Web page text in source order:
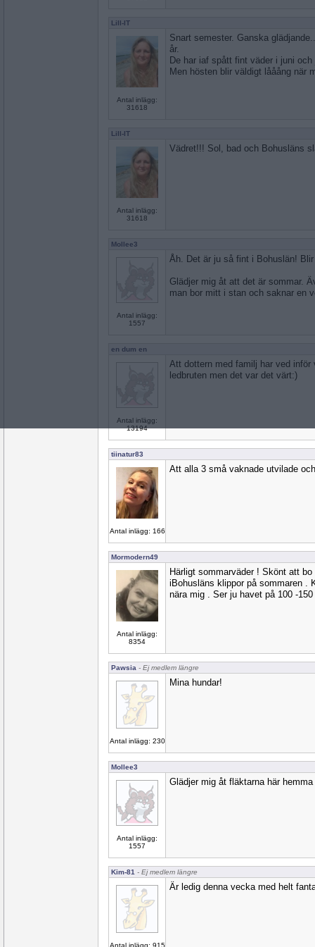
Lill-IT
Antal inlägg:
31618
Snart semester. Ganska
år.
De har iaf spått fint väder i juni och
Men hösten blir väldigt lååång när
Lill-IT
Antal inlägg:
31618
Vädret!!! Sol, bad och Bohusläns
Mollee3
Antal inlägg:
1557
Åh. Det är ju så fint i Bohuslän!
Glädjer mig åt att det är sommar.
man bor mitt i stan och saknar en
en dum en
Antal inlägg:
13194
Att dottern med familj har ved inför
ledbruten men det var det värt:)
tiinatur83
Antal inlägg: 166
Att alla 3 små vaknade utvilade
Mormodern49
Antal inlägg:
8354
Härligt sommarväder ! Skönt att
iBohusläns klippor på sommaren .
nära mig . Ser ju havet på 100 -
Pawsia - Ej medlem längre
Antal inlägg: 230
Mina hundar!
Mollee3
Antal inlägg:
1557
Glädjer mig åt fläktarna här hemma
Kim-81 - Ej medlem längre
Antal inlägg: 915
Är ledig denna vecka med helt